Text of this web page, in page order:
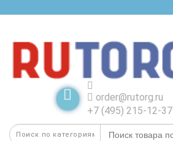
order@rutorg.ru
+7 (495) 215-12-37